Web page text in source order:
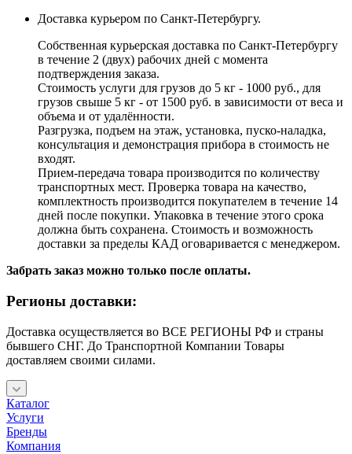
Доставка курьером по Санкт-Петербургу.
Собственная курьерская доставка по Санкт-Петербургу
в течение 2 (двух) рабочих дней с момента
подтверждения заказа.
Стоимость услуги для грузов до 5 кг - 1000 руб., для
грузов свыше 5 кг - от 1500 руб. в зависимости от веса и
объема и от удалённости.
Разгрузка, подъем на этаж, установка, пуско-наладка,
консультация и демонстрация прибора в стоимость не
входят.
Прием-передача товара производится по количеству
транспортных мест. Проверка товара на качество,
комплектность производится покупателем в течение 14
дней после покупки. Упаковка в течение этого срока
должна быть сохранена. Стоимость и возможность
доставки за пределы КАД оговаривается с менеджером.
Забрать заказ можно только после оплаты.
Регионы доставки:
Доставка осуществляется во ВСЕ РЕГИОНЫ РФ и страны
бывшего СНГ. До Транспортной Компании Товары
доставляем своими силами.
Каталог
Услуги
Бренды
Компания